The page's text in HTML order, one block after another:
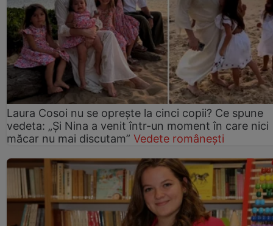
Laura Cosoi nu se oprește la cinci copii? Ce spune
vedeta: „Și Nina a venit într-un moment în care nici
măcar nu mai discutam” Vedete românești